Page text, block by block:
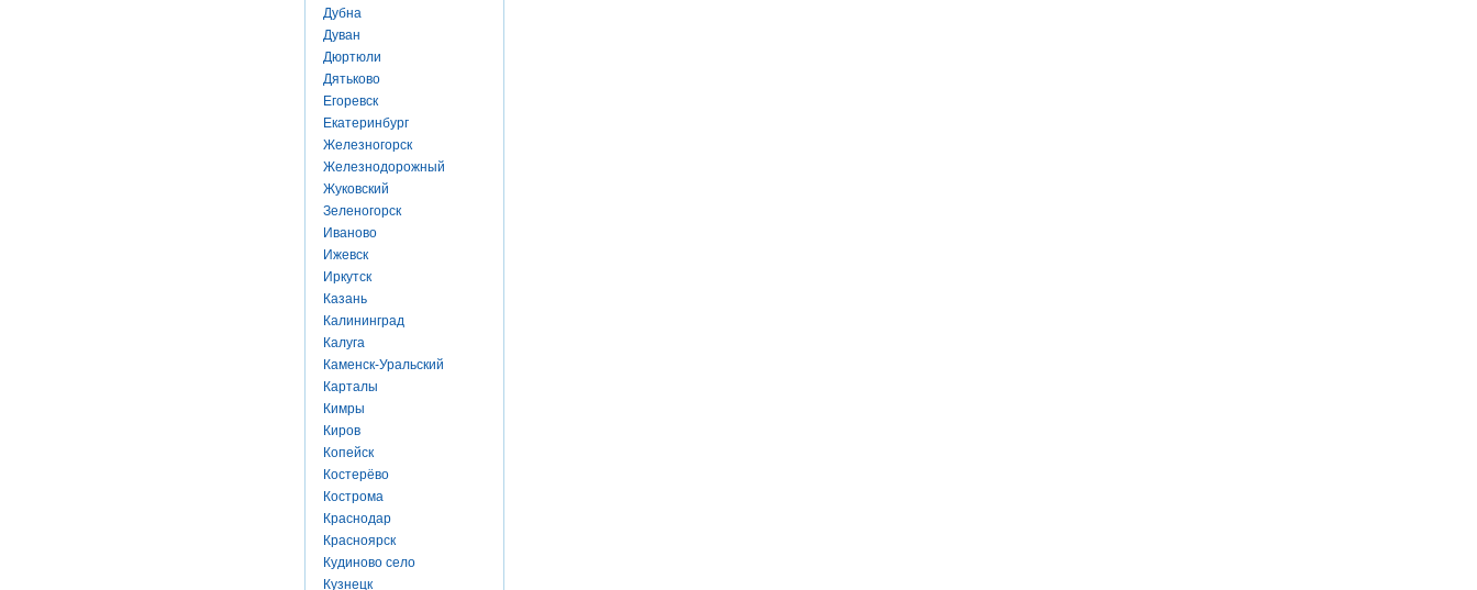
Дубна
Дуван
Дюртюли
Дятьково
Егоревск
Екатеринбург
Железногорск
Железнодорожный
Жуковский
Зеленогорск
Иваново
Ижевск
Иркутск
Казань
Калининград
Калуга
Каменск-Уральский
Карталы
Кимры
Киров
Копейск
Костерёво
Кострома
Краснодар
Красноярск
Кудиново село
Кузнецк